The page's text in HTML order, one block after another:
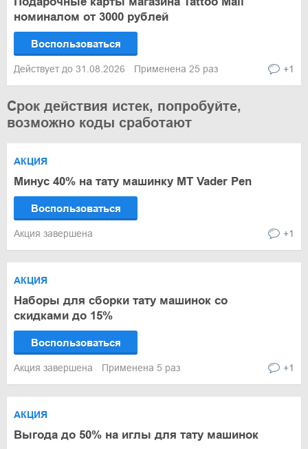
номиналом от 3000 рублей
Воспользоваться
Действует до 31.08.2026 Применена 25 раз +1
Срок действия истек, попробуйте,
возможно коды сработают
АКЦИЯ
Минус 40% на тату машинку МТ Vader Pen
Воспользоваться
Акция завершена +1
АКЦИЯ
Наборы для сборки тату машинок со
скидками до 15%
Воспользоваться
Акция завершена Применена 5 раз +1
АКЦИЯ
Выгода до 50% на иглы для тату машинок